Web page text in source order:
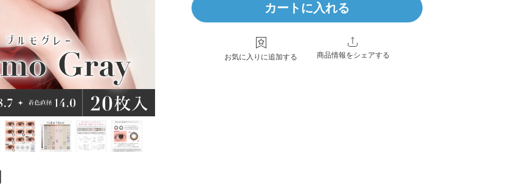
カートに入れる
お気に入りに追加する 商品情報をシェアする